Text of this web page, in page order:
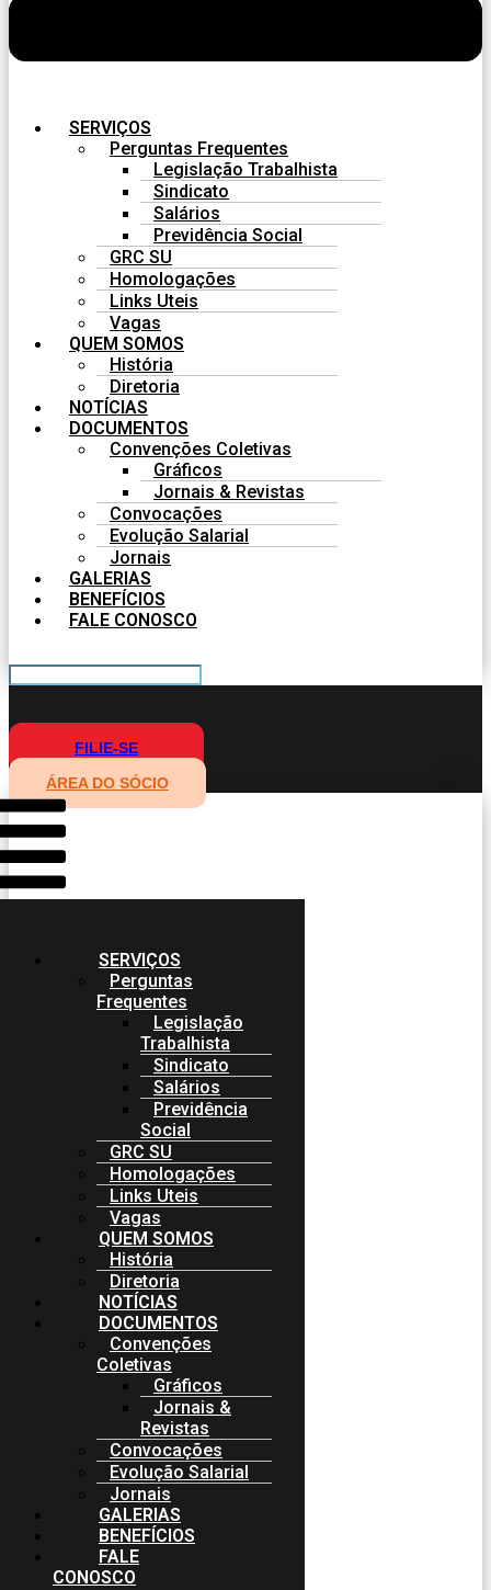
SERVIÇOS
Perguntas Frequentes
Legislação Trabalhista
Sindicato
Salários
Previdência Social
GRC SU
Homologações
Links Uteis
Vagas
QUEM SOMOS
História
Diretoria
NOTÍCIAS
DOCUMENTOS
Convenções Coletivas
Gráficos
Jornais & Revistas
Convocações
Evolução Salarial
Jornais
GALERIAS
BENEFÍCIOS
FALE CONOSCO
FILIE-SE
ÁREA DO SÓCIO
SERVIÇOS
Perguntas
Frequentes
Legislação
Trabalhista
Sindicato
Salários
Previdência
Social
GRC SU
Homologações
Links Uteis
Vagas
QUEM SOMOS
História
Diretoria
NOTÍCIAS
DOCUMENTOS
Convenções
Coletivas
Gráficos
Jornais &
Revistas
Convocações
Evolução Salarial
Jornais
GALERIAS
BENEFÍCIOS
FALE
CONOSCO